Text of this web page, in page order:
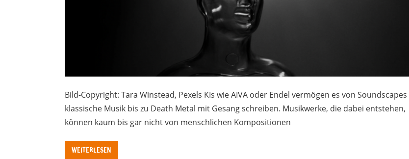
Bild-Copyright: Tara Winstead, Pexels KIs wie AIVA oder Endel vermögen es von
klassische Musik bis zu Death Metal mit Gesang schreiben. Musikwerke, die dabei entstehen,
können kaum bis gar nicht von menschlichen Kompositionen
WEITERLESEN